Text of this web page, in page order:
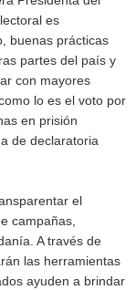
es
buenas prácticas
partes del país y
con mayores
lo es el voto por
en prisión
de declaratoria
el
campañas,
A través de
las herramientas
ayuden a brindar